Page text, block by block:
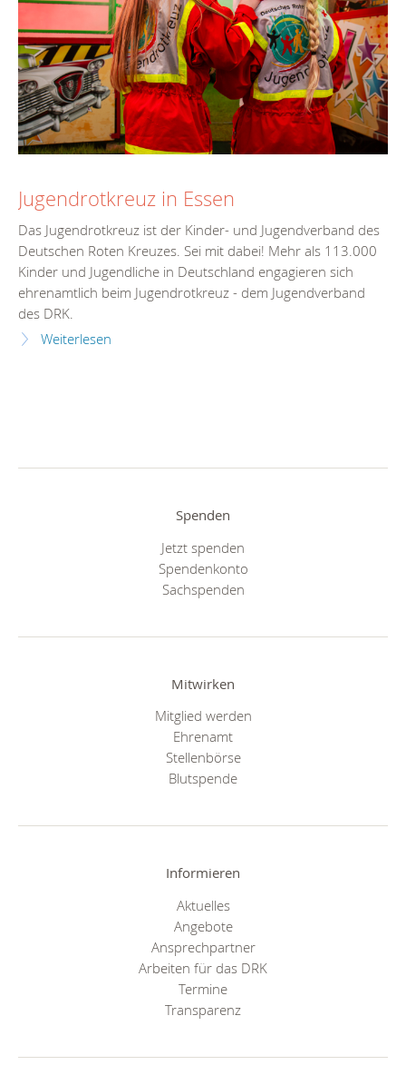
Jugendrotkreuz in Essen
Das Jugendrotkreuz ist der Kinder- und Jugendverband des
Deutschen Roten Kreuzes. Sei mit dabei! Mehr als 113.000
Kinder und Jugendliche in Deutschland engagieren sich
ehrenamtlich beim Jugendrotkreuz - dem Jugendverband
des DRK.
Weiterlesen
Spenden
Jetzt spenden
Spendenkonto
Sachspenden
Mitwirken
Mitglied werden
Ehrenamt
Stellenbörse
Blutspende
Informieren
Aktuelles
Angebote
Ansprechpartner
Arbeiten für das DRK
Termine
Transparenz